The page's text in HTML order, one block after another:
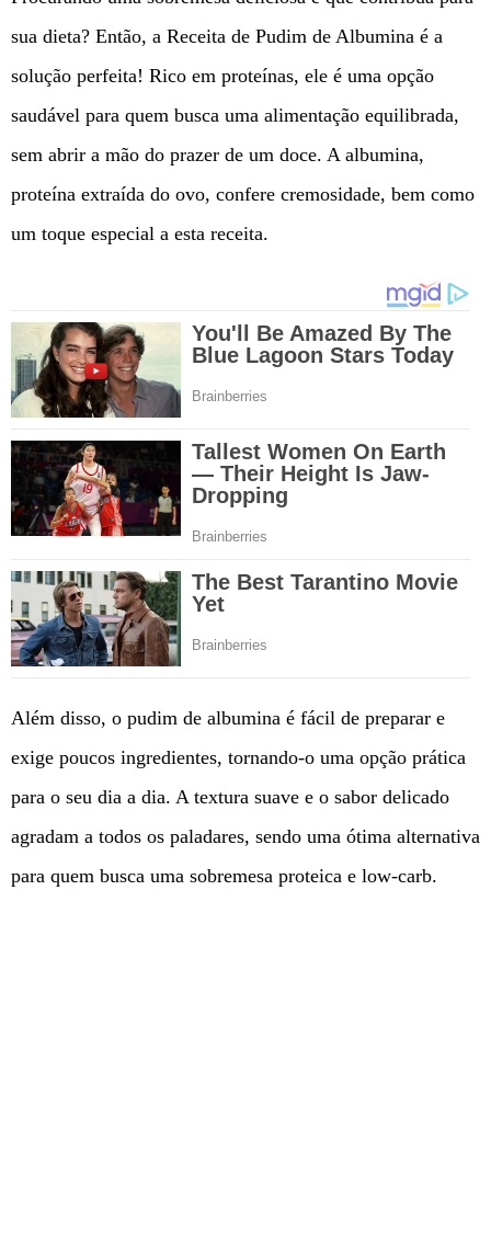
sua dieta? Então, a Receita de Pudim de Albumina é a
solução perfeita! Rico em proteínas, ele é uma opção
saudável para quem busca uma alimentação equilibrada,
sem abrir a mão do prazer de um doce. A albumina,
proteína extraída do ovo, confere cremosidade, bem como
um toque especial a esta receita.
Além disso, o pudim de albumina é fácil de preparar e
exige poucos ingredientes, tornando-o uma opção prática
para o seu dia a dia. A textura suave e o sabor delicado
agradam a todos os paladares, sendo uma ótima alternativa
para quem busca uma sobremesa proteica e low-carb.